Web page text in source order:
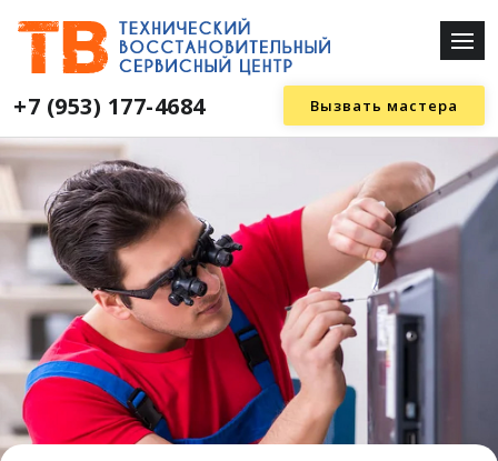
+7 (953) 177-4684 Вызвать мастера